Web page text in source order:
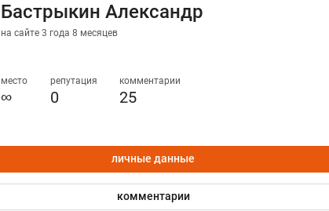
Бастрыкин Александр
на сайте 3 года 8 месяцев
место
∞
репутация
0
комментарии
25
личные данные
комментарии